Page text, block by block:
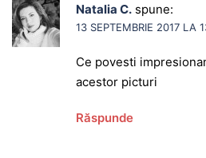
Natalia C. spune:
13 SEPTEMBRIE 2017 LA
Ce povesti
acestor picturi
Răspunde